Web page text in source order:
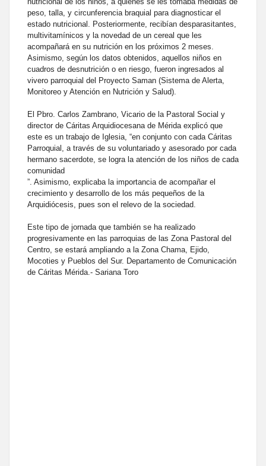
peso, talla, y circunferencia braquial para diagnosticar el
estado nutricional. Posteriormente, recibían desparasitantes,
multivitamínicos y la novedad de un cereal que les
acompañará en su nutrición en los próximos 2 meses.
Asimismo, según los datos obtenidos, aquellos niños en
cuadros de desnutrición o en riesgo, fueron ingresados al
vivero parroquial del Proyecto Saman (Sistema de Alerta,
Monitoreo y Atención en Nutrición y Salud).
El Pbro. Carlos Zambrano, Vicario de la Pastoral Social y
director de Cáritas Arquidiocesana de Mérida explicó que
este es un trabajo de Iglesia, “en conjunto con cada Cáritas
Parroquial, a través de su voluntariado y asesorado por cada
hermano sacerdote, se logra la atención de los niños de cada
comunidad
”. Asimismo, explicaba la importancia de acompañar el
crecimiento y desarrollo de los más pequeños de la
Arquidiócesis, pues son el relevo de la sociedad.
Este tipo de jornada que también se ha realizado
progresivamente en las parroquias de las Zona Pastoral del
Centro, se estará ampliando a la Zona Chama, Ejido,
Mocoties y Pueblos del Sur. Departamento de Comunicación
de Cáritas Mérida.- Sariana Toro